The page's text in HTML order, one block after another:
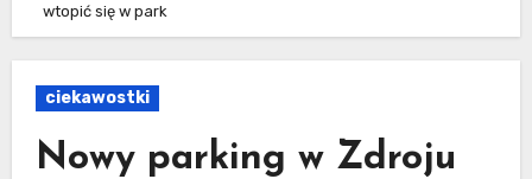
wtopić się w park
ciekawostki
Nowy parking w Zdroju